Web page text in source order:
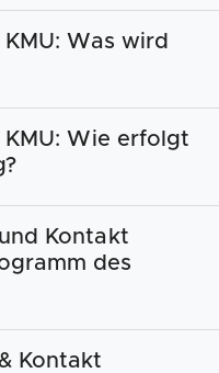
Was wird
Wie erfolgt
Kontakt
des
Kontakt